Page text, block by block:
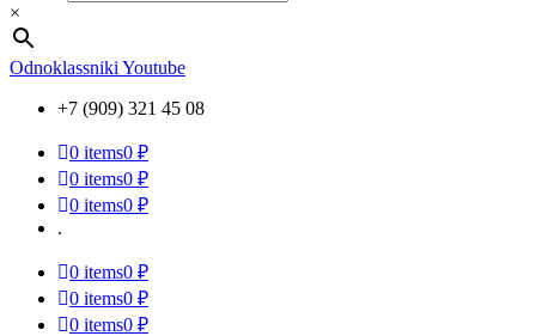
×
Odnoklassniki Youtube
+7 (909) 321 45 08
0 items0 ₽
0 items0 ₽
0 items0 ₽
.
0 items0 ₽
0 items0 ₽
0 items0 ₽